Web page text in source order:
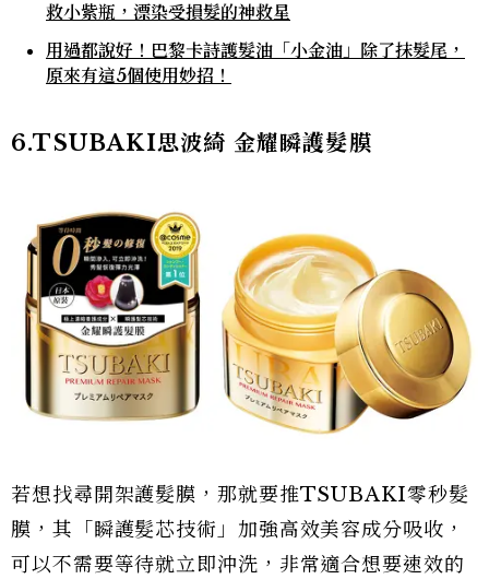
救小紫瓶，漂染受損髮的神救星
用過都說好！巴黎卡詩護髮油「小金油」除了抹髮尾，
原來有這5個使用妙招！
6.TSUBAKI思波綺 金耀瞬護髮膜
若想找尋開架護髮膜，那就要推TSUBAKI零秒髮
膜，其「瞬護髮芯技術」加強高效美容成分吸收，
可以不需要等待就立即沖洗，非常適合想要速效的